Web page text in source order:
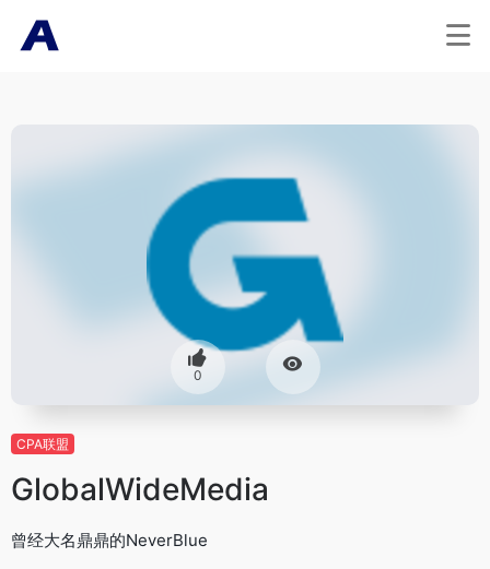
0
CPA联盟
GlobalWideMedia
曾经大名鼎鼎的NeverBlue